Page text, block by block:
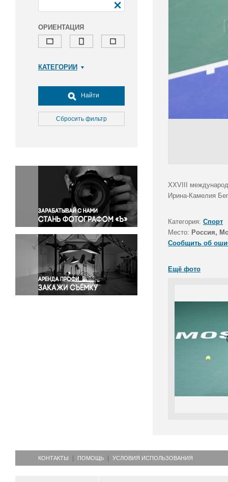
ОРИЕНТАЦИЯ
КАТЕГОРИИ
Досуг, туризм и отдых
Культура
Медицина
Окружающая среда
Политика
Правосудие
Происшествия и конфликты
Религия
Светская жизнь
Спорт
Экология
Экономика и бизнес
Найти
Сбросить фильтр
XXVIII
Ирина-Камелия
Категория: Спорт
Место: Россия,
Сообщить об
Ещё фото
КОНТАКТЫ ПОМОЩЬ УСЛОВИЯ ИСПОЛЬЗОВАНИЯ